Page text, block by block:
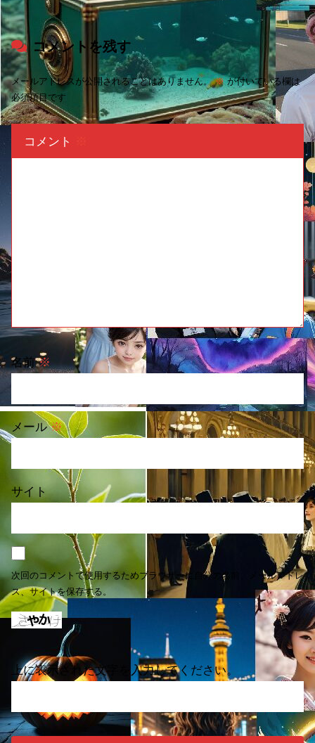
コメントを残す
メールアドレスが公開されることはありません。 ※が付いている欄は
必須項目です
コメント
名前※
メール※
サイト
次回のコメントで使用するためブラウザーに自分の名前、メールアドレ
ス、サイトを保存する。
上に表示された文字を入力してください。